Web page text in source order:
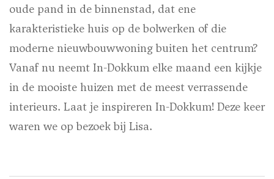
oude pand in de binnenstad, dat ene
karakteristieke huis op de bolwerken of die
moderne nieuwbouwwoning buiten het centrum?
Vanaf nu neemt In-Dokkum elke maand een kijkje
in de mooiste huizen met de meest verrassende
interieurs. Laat je inspireren In-Dokkum! Deze keer
waren we op bezoek bij Lisa.